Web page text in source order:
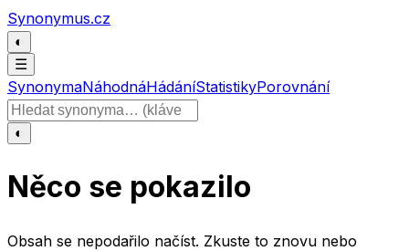
Přeskočit na obsah
Synonymus.cz
◐
☰
SynonymaNáhodnáHádáníStatistikyPorovnání
Hledat slovo
◐
Něco se pokazilo
Obsah se nepodařilo načíst. Zkuste to znovu nebo